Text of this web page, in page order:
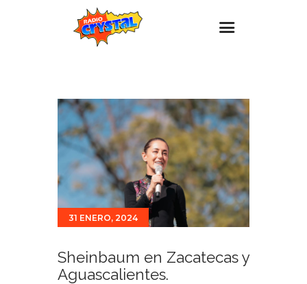
Estaciones
Eventos
Promociones
Noticias
Para ti
Contacto
31 ENERO, 2024
Sheinbaum en Zacatecas y
Aguascalientes.